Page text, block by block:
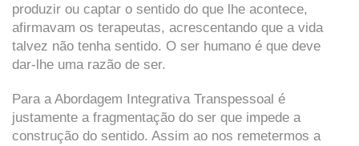
produzir ou captar o sentido do que lhe acontece,
afirmavam os terapeutas, acrescentando que a vida
talvez não tenha sentido. O ser humano é que deve
dar-lhe uma razão de ser.
Para a Abordagem Integrativa Transpessoal é
justamente a fragmentação do ser que impede a
construção do sentido. Assim ao nos remetermos a